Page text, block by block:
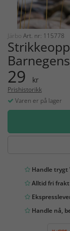
Järbo Art. nr: 115778
29 kr
Prishistorikk
Varen er på lager
Handle trygt
Alltid fri frakt
Handle nå,